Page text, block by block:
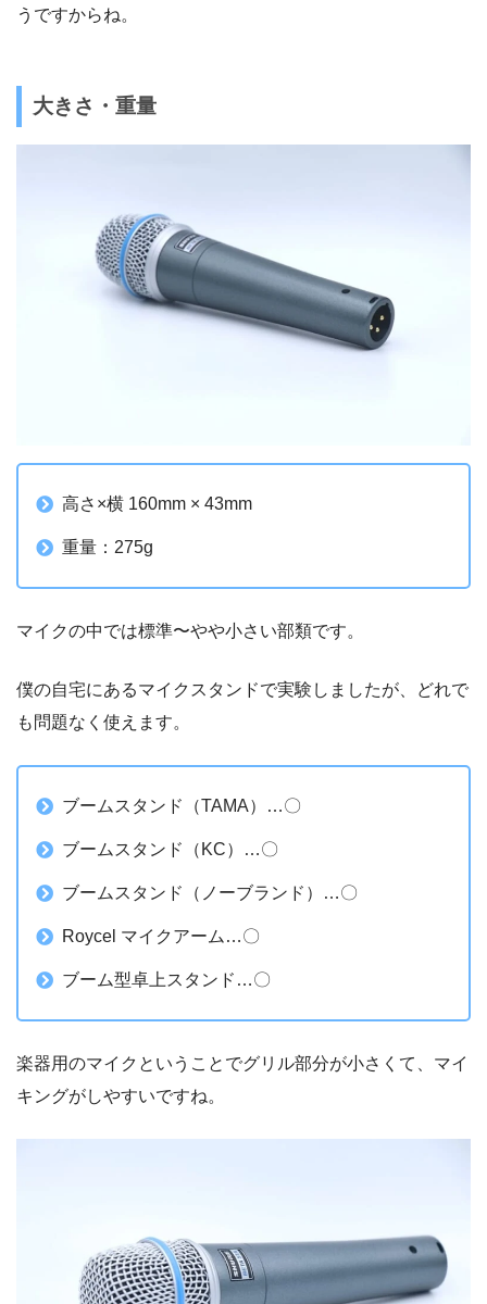
うですからね。
大きさ・重量
高さ×横 160mm × 43mm
重量：275g
マイクの中では標準〜やや小さい部類です。
僕の自宅にあるマイクスタンドで実験しましたが、どれで
も問題なく使えます。
ブームスタンド（TAMA）…〇
ブームスタンド（KC）…〇
ブームスタンド（ノーブランド）…〇
Roycel マイクアーム…〇
ブーム型卓上スタンド…〇
楽器用のマイクということでグリル部分が小さくて、マイ
キングがしやすいですね。